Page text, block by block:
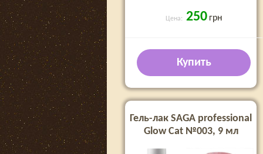
Цена: 250 грн
Купить
Гель-лак SAGA professional
Glow Cat №003, 9 мл